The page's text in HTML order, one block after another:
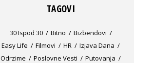
TAGOVI
30 Ispod 30 Bitno
Bizbendovi
Easy Life
Filmovi HR
Izjava Dana
Odrzime
Poslovne Vesti
Putovanja